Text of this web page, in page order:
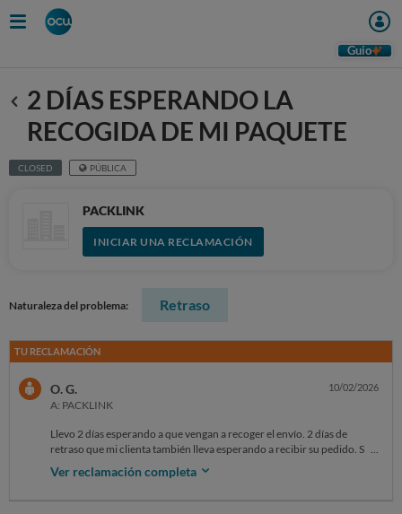
Guio
Anterior
2 DÍAS ESPERANDO LA
RECOGIDA DE MI PAQUETE
CLOSED PÚBLICA
PACKLINK
INICIAR UNA RECLAMACIÓN
Naturaleza del problema: Retraso
TU RECLAMACIÓN
O. G.
A: PACKLINK
10/02/2026
Llevo 2 días esperando a que vengan a recoger el envío. 2 días de
retraso que mi clienta también lleva esperando a recibir su pedido. Sin
embargo, ustedes solo me han dado excusas y ninguna solución
práctica. Al reclamarles daños y perjuicios entendieron que quería
Ver reclamación completa